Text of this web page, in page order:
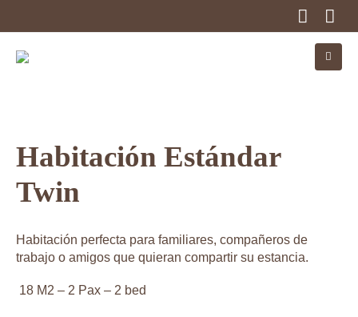
Habitación Estándar
Twin
Habitación perfecta para familiares, compañeros de
trabajo o amigos que quieran compartir su estancia.
18 M2 – 2 Pax – 2 bed